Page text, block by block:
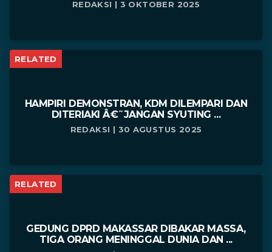
REDAKSI | 3 OKTOBER 2025
RELATED
HAMPIRI DEMONSTRAN, KDM DILEMPARI DAN
DITERIAKI Â€˜JANGAN SYUTING ...
REDAKSI | 30 AGUSTUS 2025
RELATED
GEDUNG DPRD MAKASSAR DIBAKAR MASSA,
TIGA ORANG MENINGGAL DUNIA DAN ...